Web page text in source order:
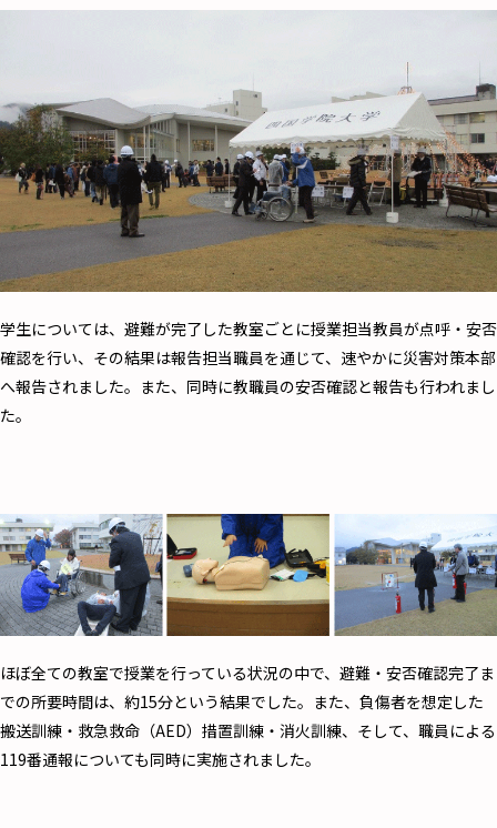
学生については、避難が完了した教室ごとに授業担当教員が点呼・安否
確認を行い、その結果は報告担当職員を通じて、速やかに災害対策本部
へ報告されました。また、同時に教職員の安否確認と報告も行われまし
た。
ほぼ全ての教室で授業を行っている状況の中で、避難・安否確認完了ま
での所要時間は、約15分という結果でした。また、負傷者を想定した
搬送訓練・救急救命（AED）措置訓練・消火訓練、そして、職員による
119番通報についても同時に実施されました。